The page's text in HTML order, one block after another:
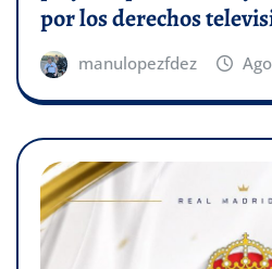
por los derechos
manulopezfdez